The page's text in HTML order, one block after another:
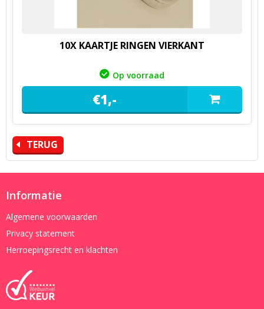
10X KAARTJE RINGEN VIERKANT
Op voorraad
€1,-
TERUG
Informatie
Algemene voorwaarden
Privacy statement
Herroepingsrecht en klachten